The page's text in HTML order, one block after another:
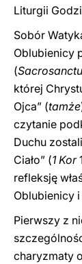
Liturgii
Sobór
Oblubienicy
(
której
Ojca” (tamże
czytanie
Duchu
Ciało” (1 Kor
refleksję
Oblubienicy i
Pierwszy z
charyzmaty